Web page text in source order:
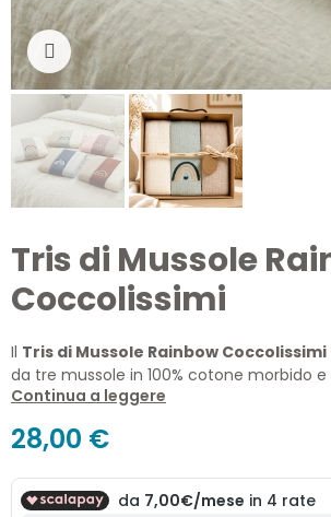
Clicca per ingrandire
Tris di Mussole
Coccolissimi
Il Tris di Mussole Rainbow Coccolissimi
da tre mussole in 100% cotone morbido
per accompagnare il neonato fin dalla
cromatiche della collezione Dreamy
telo passeggino o supporto durante
Continua a leggere
28,00 €